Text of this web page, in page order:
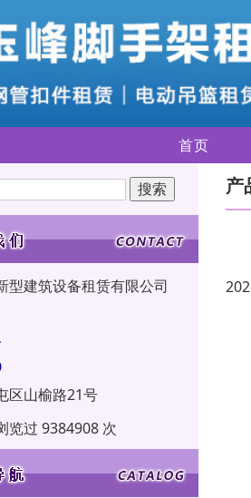
首页
型建筑设备租赁有限公司
区山榆路21号
览过 9384908 次
产